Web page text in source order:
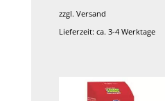
zzgl.Versand
Lieferzeit: ca. 3-4 Werktage